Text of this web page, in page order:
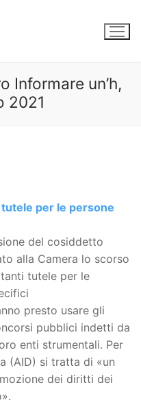
Informare un’h,
2021
per le persone
del cosiddetto
alla Camera lo scorso
tutele per le
presto usare gli
pubblici indetti da
enti strumentali. Per
(AID) si tratta di «un
dei diritti dei